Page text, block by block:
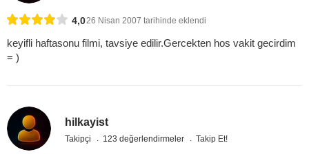
4,026 Nisan 2007 tarihinde eklendi
keyifli haftasonu filmi, tavsiye edilir.Gercekten hos vakit gecirdim
= )
hilkayist
Takipçi 123 değerlendirmeler Takip Et!